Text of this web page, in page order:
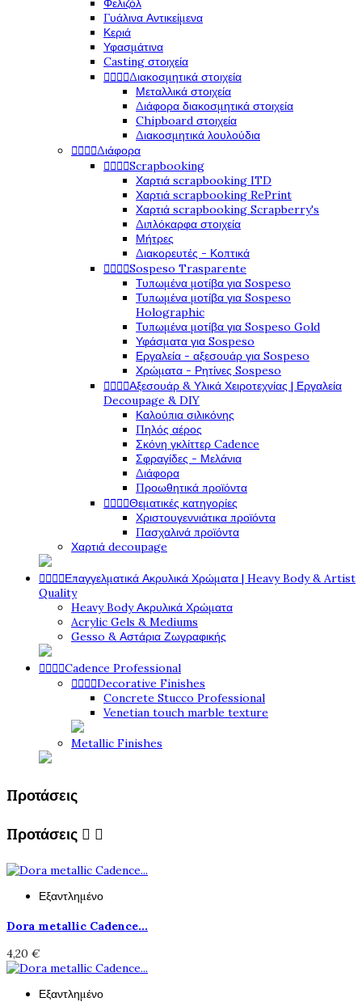
Φελιζόλ
Γυάλινα Αντικείμενα
Κεριά
Υφασμάτινα
Casting στοιχεία
Διακοσμητικά στοιχεία
Μεταλλικά στοιχεία
Διάφορα διακοσμητικά στοιχεία
Chipboard στοιχεία
Διακοσμητικά λουλούδια
Διάφορα
Scrapbooking
Χαρτιά scrapbooking ITD
Χαρτιά scrapbooking RePrint
Χαρτιά scrapbooking Scrapberry's
Διπλόκαρφα στοιχεία
Μήτρες
Διακορευτές - Κοπτικά
Sospeso Trasparente
Τυπωμένα μοτίβα για Sospeso
Τυπωμένα μοτίβα για Sospeso
Holographic
Τυπωμένα μοτίβα για Sospeso Gold
Υφάσματα για Sospeso
Εργαλεία - αξεσουάρ για Sospeso
Χρώματα - Ρητίνες Sospeso
Αξεσουάρ & Υλικά Χειροτεχνίας | Εργαλεία
Decoupage & DIY
Καλούπια σιλικόνης
Πηλός αέρος
Σκόνη γκλίττερ Cadence
Σφραγίδες - Μελάνια
Διάφορα
Προωθητικά προϊόντα
Θεματικές κατηγορίες
Χριστουγεννιάτικα προϊόντα
Πασχαλινά προϊόντα
Χαρτιά decoupage
Επαγγελματικά Ακρυλικά Χρώματα | Heavy Body & Artist
Quality
Heavy Body Ακρυλικά Χρώματα
Acrylic Gels & Mediums
Gesso & Αστάρια Ζωγραφικής
Cadence Professional
Decorative Finishes
Concrete Stucco Professional
Venetian touch marble texture
Metallic Finishes
Προτάσεις
Προτάσεις  
Εξαντλημένο
Dora metallic Cadence...
4,20 €
Εξαντλημένο